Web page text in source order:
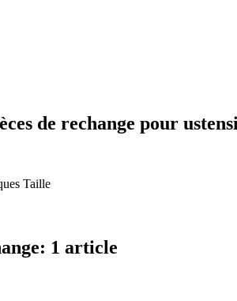
de rechange pour
Taille
1 article